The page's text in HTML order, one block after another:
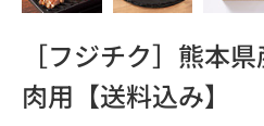
［フジチク］熊本
肉用【送料込み】